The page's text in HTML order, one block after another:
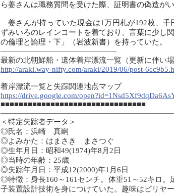
ら姜さんは職務質問を受けた際、証明書の偽造が
姜さんが持っていた現金は1万円札が192枚、千
ずみいろのレインコートを着ており、言葉に少し
の倫理と論理・下」（岩波新書）を持っていた。
———————————————-
最新の北朝鮮船・遺体着岸漂流一覧（更新に伴い
http://araki.way-nifty.com/araki/2019/06/post-
着岸漂流一覧と失踪関連地点マップ
https://drive.google.com/
■■■■■■■■■■■■■■■■■■■■■■■■■■■■■■■■
＜特定失踪者データ＞
◎氏名：浜崎 真嗣
◎よみかた：はまさき まさつぐ
◎生年月日：昭和49(1974)年8月2日
◎当時の年齢：25歳
◎失踪年月日：平成12(2000)年1月6日
◎特徴：身長160～161センチ。体重51～52キロ
子装置設計技術を身につけていた。趣味はビリヤ